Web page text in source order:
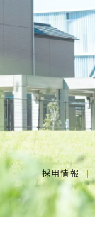
採用情報